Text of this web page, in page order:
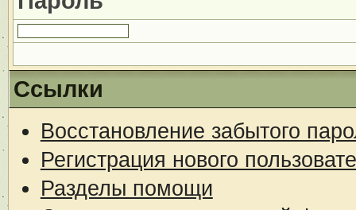
Ссылки
Восстановление забытого
Регистрация нового
Разделы помощи